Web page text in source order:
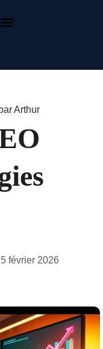
Arthur
5 février 2026